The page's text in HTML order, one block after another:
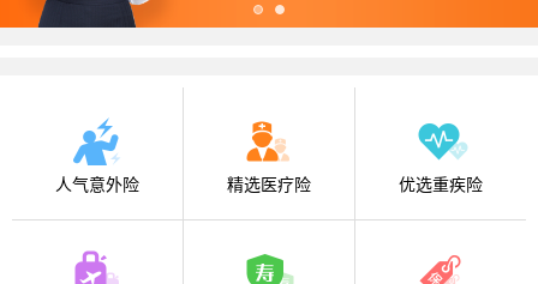
人气意外险 精选医疗险 优选重疾险